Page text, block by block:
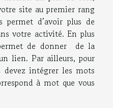
site au premier rang
permet d’avoir plus de
votre activité. En plus
de donner de la
lien. Par ailleurs, pour
intégrer les mots
à mot que vous